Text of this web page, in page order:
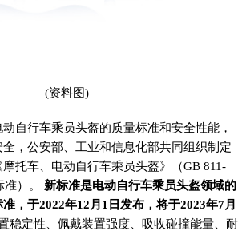
(资料图)
自行车乘员头盔的质量标准和安全性能，
，公安部、工业和信息化部共同组织制定
托车、电动自行车乘员头盔》（GB 811-
）。 新标准是电动自行车乘员头盔领域的
，于2022年12月1日发布，将于2023年7月
稳定性、佩戴装置强度、吸收碰撞能量、耐